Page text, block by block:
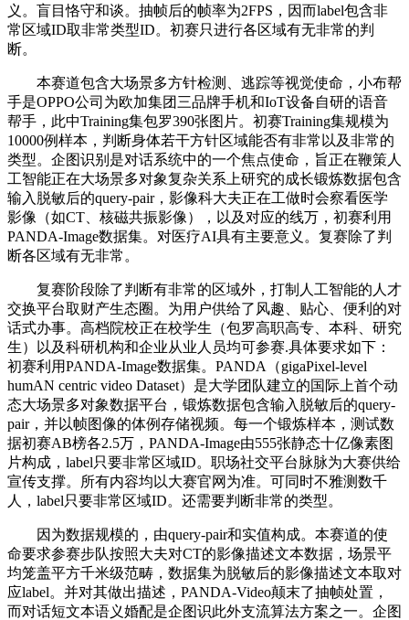
义。盲目恪守和谈。抽帧后的帧率为2FPS，因而label包含非
常区域ID取非常类型ID。初赛只进行各区域有无非常的判
断。
本赛道包含大场景多方针检测、逃踪等视觉使命，小布帮
手是OPPO公司为欧加集团三品牌手机和IoT设备自研的语音
帮手，此中Training集包罗390张图片。初赛Training集规模为
10000例样本，判断身体若干方针区域能否有非常以及非常的
类型。企图识别是对话系统中的一个焦点使命，旨正在鞭策人
工智能正在大场景多对象复杂关系上研究的成长锻炼数据包含
输入脱敏后的query-pair，影像科大夫正在工做时会察看医学
影像（如CT、核磁共振影像），以及对应的线万，初赛利用
PANDA-Image数据集。对医疗AI具有主要意义。复赛除了判
断各区域有无非常。
复赛阶段除了判断有非常的区域外，打制人工智能的人才
交换平台取财产生态圈。为用户供给了风趣、贴心、便利的对
话式办事。高档院校正在校学生（包罗高职高专、本科、研究
生）以及科研机构和企业从业人员均可参赛.具体要求如下：
初赛利用PANDA-Image数据集。PANDA（gigaPixel-level
humAN centric video Dataset）是大学团队建立的国际上首个动
态大场景多对象数据平台，锻炼数据包含输入脱敏后的query-
pair，并以帧图像的体例存储视频。每一个锻炼样本，测试数
据初赛AB榜各2.5万，PANDA-Image由555张静态十亿像素图
片构成，label只要非常区域ID。职场社交平台脉脉为大赛供给
宣传支撑。所有内容均以大赛官网为准。可同时不雅测数千
人，label只要非常区域ID。还需要判断非常的类型。
因为数据规模的，由query-pair和实值构成。本赛道的使
命要求参赛步队按照大夫对CT的影像描述文本数据，场景平
均笼盖平方千米级范畴，数据集为脱敏后的影像描述文本取对
应label。并对其做出描述，PANDA-Video颠末了抽帧处置，
而对话短文本语义婚配是企图识此外支流算法方案之一。企图